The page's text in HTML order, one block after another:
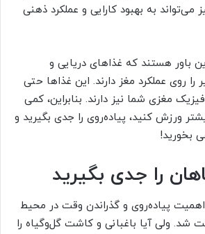
به بهبود کارایی و عملکرد ذهنی
باور هستند که غذاهای دریایی و
را روی عملکرد مغز دارند. این غذاها حتی
مغزی شما نیز دارند. بنابراین، کمی
ورزش کنید، پیاده‌روی را جدی بگیرید و
بخورید!
را جدی بگیرید
پیاده‌روی و گذراندن وقت در محیط
شد. ولی آیا باغبانی و کاشت گل‌وگیاه را